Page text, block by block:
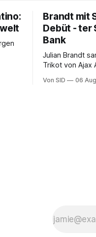
Brandt mit
Debüt - ter
Bank
Julian Brandt
Trikot von Ajax
Von SID 06